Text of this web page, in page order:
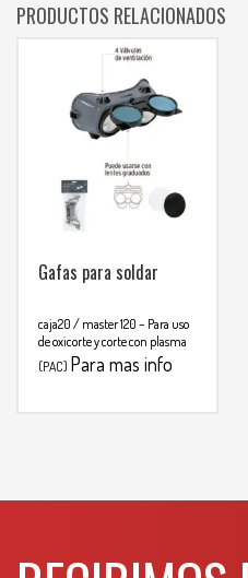
PRODUCTOS RELACIONADOS
Gafas para soldar
caja20 / master 120 – Para uso
de oxicorte y corte con plasma
(PAC) Para mas info